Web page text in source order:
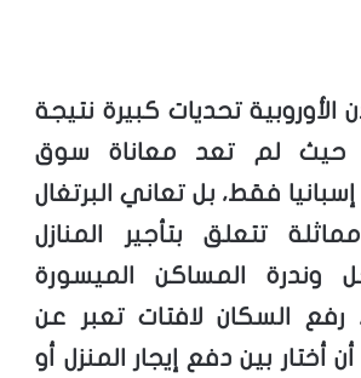
الأوروبية تحديات كبيرة نتيجة
حيث لم تعد معاناة سوق
فقط، بل تعاني البرتغال
تتعلق بتأجير المنازل
وندرة المساكن الميسورة
رفع السكان لافتات تعبر عن
أختار بين دفع إيجار المنزل أو